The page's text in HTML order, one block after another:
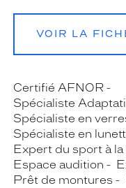
VOIR LA
Certifié AFNOR
Spécialiste
Spécialiste en
Spécialiste en
Expert du sport à la
Espace audition
Prêt de montures